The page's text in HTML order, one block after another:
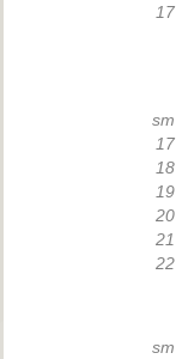
17
sm
17
18
19
20
21
22
sm